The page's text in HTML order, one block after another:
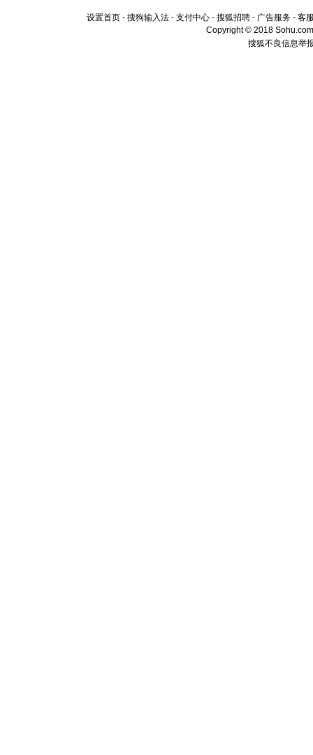
设置首页 - 搜狗输入法 - 支付中心 - 搜狐招聘 - 广告服务 - 客
Copyright © 2018
搜狐不良信息举